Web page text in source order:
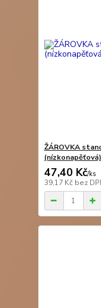
ŽÁROVKA
47,40 Kč/ks
39,17 Kč bez